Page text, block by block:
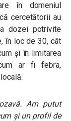
în domeniul
cercetătorii au
dozei potrivite
în loc de 30, cât
și în limitarea
ar fi febra,
Am putut
și un profil de